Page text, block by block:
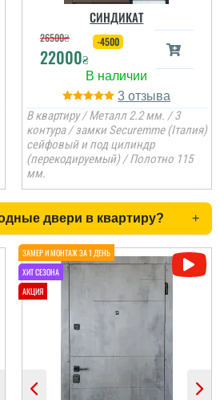
СИНДИКАТ
26500₴
22000₴
-4500
3
В квартиру / Металл 2.2 мм. / 3
контура / замки Securemme (Італия)
сейфовый и под цилиндр
(перекодируемый) / Полотно 115
мм.
двери в квартиру? +